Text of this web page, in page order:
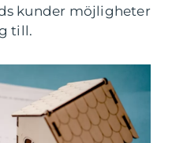
kunder möjligheter
till.